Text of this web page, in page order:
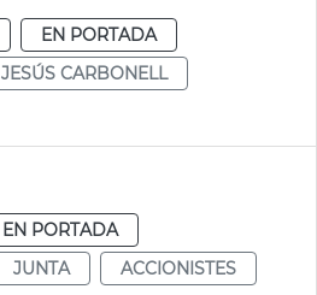
EN PORTADA
JESÚS CARBONELL
EN PORTADA
JUNTA
ACCIONISTES